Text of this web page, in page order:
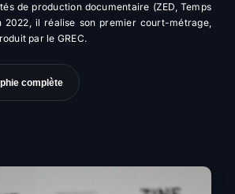
de production documentaire (ZED, Temps
2022, il réalise son premier court-métrage,
par le GREC.
complète